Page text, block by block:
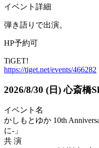
イベント詳細
弾き語りで出演。
HP予約可
TiGET!
https://tiget.net/events/466282
2026/8/30 (日)心斎橋
イベント名
かしもとゆか 10th
に-」
共 演